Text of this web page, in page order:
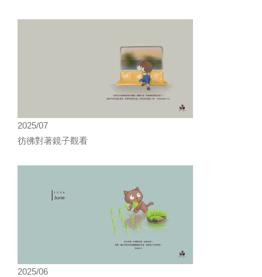
2025/07
彷彿對著鏡子觀看
2025/06